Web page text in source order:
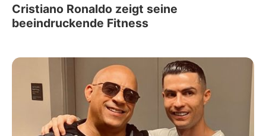
Cristiano Ronaldo zeigt seine
beeindruckende Fitness